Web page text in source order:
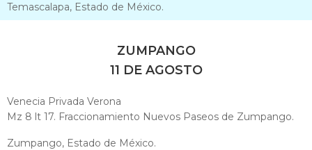
Temascalapa, Estado de México.
ZUMPANGO
11 DE AGOSTO
Venecia Privada Verona
Mz 8 lt 17. Fraccionamiento Nuevos Paseos de Zumpango.
Zumpango, Estado de México.